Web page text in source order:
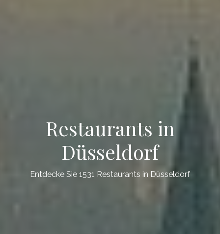
Restaurants in
Düsseldorf
Entdecke Sie 1531 Restaurants in Düsseldorf